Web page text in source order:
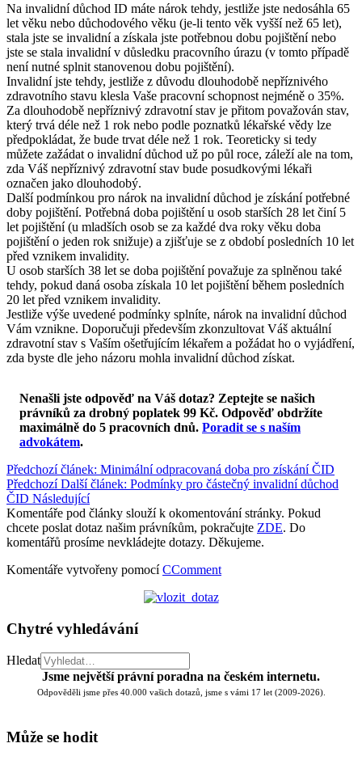
Na invalidní důchod ID máte nárok tehdy, jestliže jste nedosáhla 65
let věku nebo důchodového věku (je-li tento věk vyšší než 65 let),
stala jste se invalidní a získala jste potřebnou dobu pojištění nebo
jste se stala invalidní v důsledku pracovního úrazu (v tomto případě
není nutné splnit stanovenou dobu pojištění).
Invalidní jste tehdy, jestliže z důvodu dlouhodobě nepříznivého
zdravotního stavu klesla Vaše pracovní schopnost nejméně o 35%.
Za dlouhodobě nepříznivý zdravotní stav je přitom považován stav,
který trvá déle než 1 rok nebo podle poznatků lékařské vědy lze
předpokládat, že bude trvat déle než 1 rok. Teoreticky si tedy
můžete zažádat o invalidní důchod už po půl roce, záleží ale na tom,
zda Váš nepříznivý zdravotní stav bude posudkovými lékaři
označen jako dlouhodobý.
Další podmínkou pro nárok na invalidní důchod je získání potřebné
doby pojištění. Potřebná doba pojištění u osob starších 28 let činí 5
let pojištění (u mladších osob se za každé dva roky věku doba
pojištění o jeden rok snižuje) a zjišťuje se z období posledních 10 let
před vznikem invalidity.
U osob starších 38 let se doba pojištění považuje za splněnou také
tehdy, pokud daná osoba získala 10 let pojištění během posledních
20 let před vznikem invalidity.
Jestliže výše uvedené podmínky splníte, nárok na invalidní důchod
Vám vznikne. Doporučuji především zkonzultovat Váš aktuální
zdravotní stav s Vaším ošetřujícím lékařem a požádat ho o vyjádření,
zda byste dle jeho názoru mohla invalidní důchod získat.
Nenašli jste odpověď na Váš dotaz? Zeptejte se našich
právníků za drobný poplatek 99 Kč. Odpověď obdržíte
maximálně do 5 pracovních dnů. Poradit se s naším
advokátem.
Předchozí článek: Minimální odpracovaná doba pro získání ČID
Předchozí Další článek: Podmínky pro částečný invalidní důchod
ČID Následující
Komentáře pod články slouží k okomentování stránky. Pokud
chcete poslat dotaz našim právníkům, pokračujte ZDE. Do
komentářů prosíme nevkládejte dotazy. Děkujeme.
Komentáře vytvořeny pomocíCComment
Chytré vyhledávání
Hledat
Jsme největší právní poradna na českém internetu.
Odpověděli jsme přes 40.000 vašich dotazů, jsme s vámi 17 let (2009-2026).
Může se hodit